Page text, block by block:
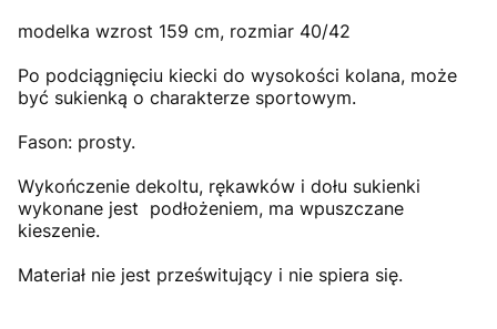
modelka wzrost 159 cm, rozmiar 40/42
Po podciągnięciu kiecki do wysokości kolana, może
być sukienką o charakterze sportowym.
Fason: prosty.
Wykończenie dekoltu, rękawków i dołu sukienki
wykonane jest podłożeniem, ma wpuszczane
kieszenie.
Materiał nie jest prześwitujący i nie spiera się.